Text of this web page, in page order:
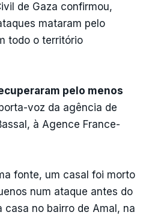
de Gaza confirmou,
mataram pelo
todo o território
pelo menos
voz da agência de
à Agence France-
fonte, um casal foi morto
num ataque antes do
casa no bairro de Amal, na